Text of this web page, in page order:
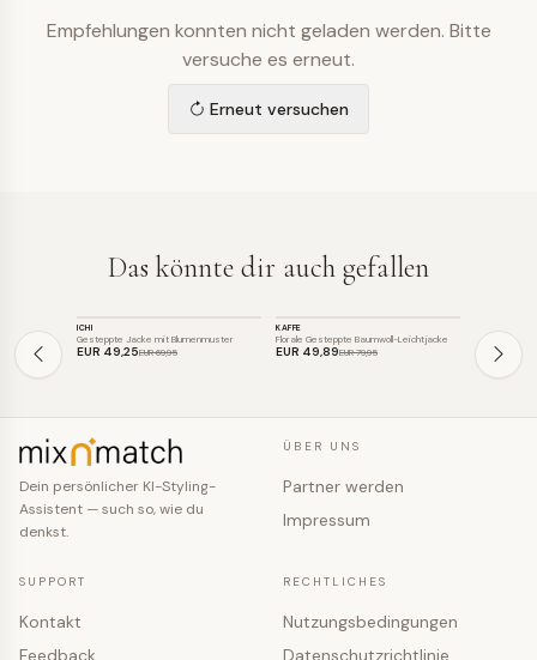
Empfehlungen konnten nicht geladen werden. Bitte
versuche es erneut.
Erneut versuchen
Das könnte dir auch gefallen
SALE
ICHI
Gesteppte Jacke mit Blumenmuster
EUR 49,25EUR 69,95
SALE
KAFFE
Florale Gesteppte Baumwoll-Leichtjacke
EUR 49,89EUR 79,95
SALE
EUR 99
Dein persönlicher KI-Styling-
Assistent — such so, wie du
denkst.
ÜBER UNS
Partner werden
Impressum
SUPPORT
Kontakt
Feedback
RECHTLICHES
Nutzungsbedingungen
Datenschutzrichtlinie